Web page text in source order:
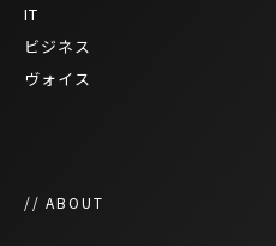
IT
ビジネス
ヴォイス
// ABOUT